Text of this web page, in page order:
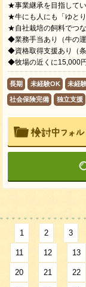
★事業継承を目指して
★牛にも人にも「ゆと
★自社栽培の飼料でつな
◆業務手当あり（牛の
◆資格取得支援あり（条
◆牧場の近くに15,000
長期 未経験OK 未経
社会保険完備 独立支援
1 2 3
11 12 13
20 21 22